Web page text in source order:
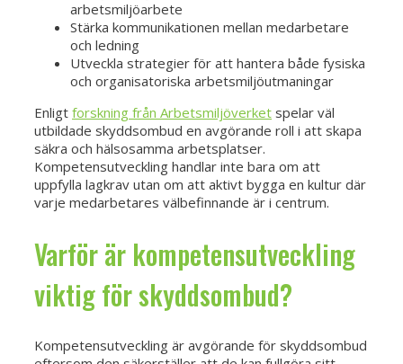
arbetsmiljöarbete
Stärka kommunikationen mellan medarbetare
och ledning
Utveckla strategier för att hantera både fysiska
och organisatoriska arbetsmiljöutmaningar
Enligt forskning från Arbetsmiljöverket spelar väl
utbildade skyddsombud en avgörande roll i att skapa
säkra och hälsosamma arbetsplatser.
Kompetensutveckling handlar inte bara om att
uppfylla lagkrav utan om att aktivt bygga en kultur där
varje medarbetares välbefinnande är i centrum.
Varför är kompetensutveckling
viktig för skyddsombud?
Kompetensutveckling är avgörande för skyddsombud